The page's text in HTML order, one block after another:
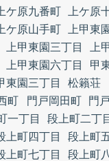
上ケ原九番町
上ケ原
上ケ原山手町
上甲東
上甲東園三丁目
上
上甲東園六丁目
甲
東園三丁目 松籟荘
町 門戸岡田町
門
一丁目
段上町二丁
上町四丁目
段上町
上町七丁目
段上町